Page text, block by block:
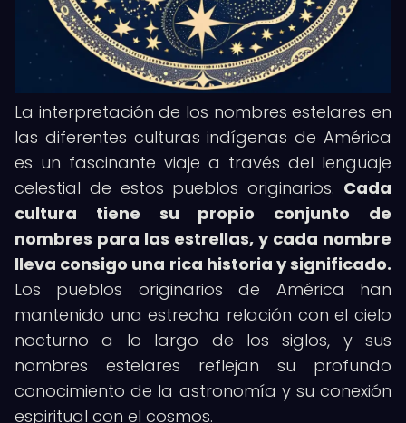
La interpretación de los nombres estelares en
las diferentes culturas indígenas de América
es un fascinante viaje a través del lenguaje
celestial de estos pueblos originarios. Cada
cultura tiene su propio conjunto de
nombres para las estrellas, y cada nombre
lleva consigo una rica historia y significado.
Los pueblos originarios de América han
mantenido una estrecha relación con el cielo
nocturno a lo largo de los siglos, y sus
nombres estelares reflejan su profundo
conocimiento de la astronomía y su conexión
espiritual con el cosmos.